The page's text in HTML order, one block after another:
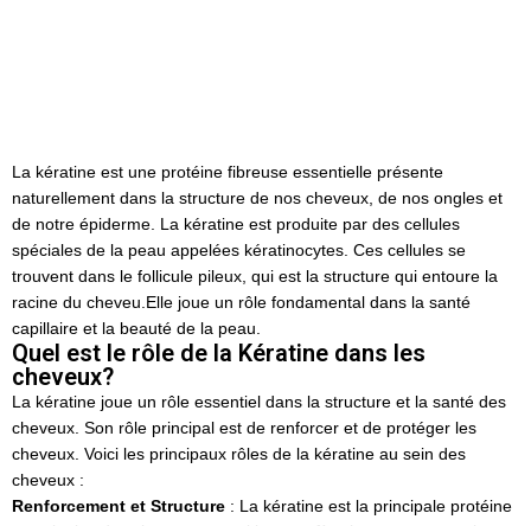
La kératine est une protéine fibreuse essentielle présente
naturellement dans la structure de nos cheveux, de nos ongles et
de notre épiderme. La kératine est produite par des cellules
spéciales de la peau appelées kératinocytes. Ces cellules se
trouvent dans le follicule pileux, qui est la structure qui entoure la
racine du cheveu.Elle joue un rôle fondamental dans la santé
capillaire et la beauté de la peau.
Quel est le rôle de la Kératine dans les
cheveux?
La kératine joue un rôle essentiel dans la structure et la santé des
cheveux. Son rôle principal est de renforcer et de protéger les
cheveux. Voici les principaux rôles de la kératine au sein des
cheveux :
Renforcement et Structure : La kératine est la principale protéine